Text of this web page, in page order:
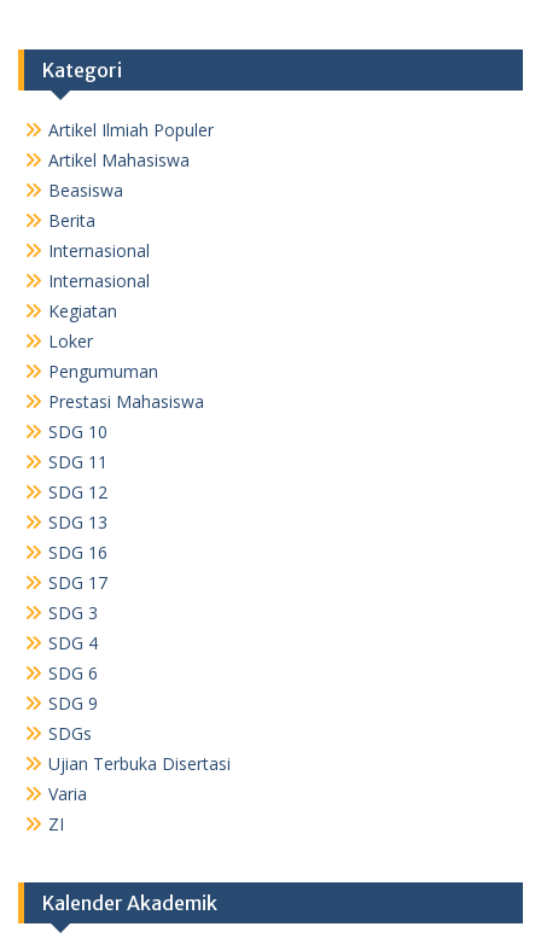
Kategori
Artikel Ilmiah Populer
Artikel Mahasiswa
Beasiswa
Berita
Internasional
Internasional
Kegiatan
Loker
Pengumuman
Prestasi Mahasiswa
SDG 10
SDG 11
SDG 12
SDG 13
SDG 16
SDG 17
SDG 3
SDG 4
SDG 6
SDG 9
SDGs
Ujian Terbuka Disertasi
Varia
ZI
Kalender Akademik